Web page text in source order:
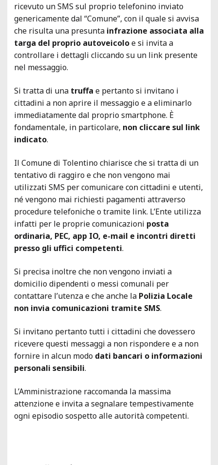
ricevuto un SMS sul proprio telefonino inviato
genericamente dal “Comune”, con il quale si avvisa
che risulta una presunta infrazione associata alla
targa del proprio autoveicoloe si invita a
controllare i dettagli cliccando su un link presente
nel messaggio.
Si tratta di una truffa e pertanto si invitano i
cittadini a non aprire il messaggio e a eliminarlo
immediatamente dal proprio smartphone. È
fondamentale, in particolare, non cliccare sul link
indicato.
Il Comune di Tolentino chiarisce che si tratta di un
tentativo di raggiro e che non vengono mai
utilizzati SMS per comunicare con cittadini e utenti,
né vengono mai richiesti pagamenti attraverso
procedure telefoniche o tramite link. L’Ente utilizza
infatti per le proprie comunicazioni posta
ordinaria, PEC, app IO, e-mail e incontri diretti
presso gli uffici competenti.
Si precisa inoltre che non vengono inviati a
domicilio dipendenti o messi comunali per
contattare l’utenza e che anche la Polizia Locale
non invia comunicazioni tramite SMS.
Si invitano pertanto tutti i cittadini che dovessero
ricevere questi messaggi a non rispondere e a non
fornire in alcun modo dati bancari o informazioni
personali sensibili.
L’Amministrazione raccomanda la massima
attenzione e invita a segnalare tempestivamente
ogni episodio sospetto alle autorità competenti.